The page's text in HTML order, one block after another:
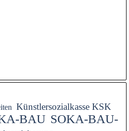
Künstlersozialkasse KSK
BAU SOKA-BAU-